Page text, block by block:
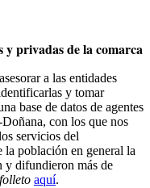
y privadas de la comarca
a las entidades
y tomar
base de datos de agentes
con los que nos
servicios del
la población en general la
y difundieron más de
aquí.